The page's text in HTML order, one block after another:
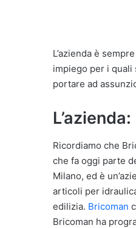
L’azienda è
impiego per i
portare ad
L’azienda:
Ricordiamo che
che fa oggi parte
Milano, ed è
articoli per
edilizia. Bricoman
Bricoman ha